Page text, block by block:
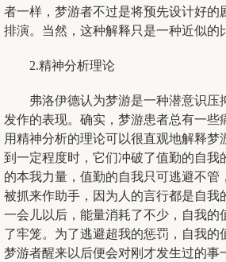
者一样，梦游者不过是将预先设计好的
排演。当然，这种解释只是一种近似的
2.精神分析理论
弗洛伊德认为梦游是一种潜意识压
发作的表现。确实，梦游患者总有一些
用精神分析的理论可以很直观地解释梦
到一定程度时，它们冲破了值勤的自我
的本我力量，值勤的自我只可逃避不管
被抓来作助手，因为人的言行都是自我
一会儿以后，能量消耗了不少，自我的
了牢笼。为了逃避超我的惩罚，自我的
梦游者醒来以后便会对刚才发生过的事